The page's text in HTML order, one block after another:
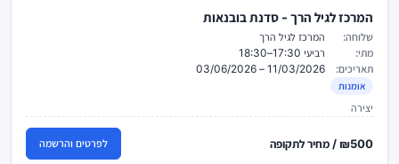
המרכז לגיל הרך - סדנת בובנאות
שלוחה:
המרכז לגיל הרך
מתי:
רביעי 17:30–18:30
תאריכים:
11/03/2026 – 03/06/2026
אומנות
יצירה
₪500 / מחיר לתקופה לפרטים והרשמה